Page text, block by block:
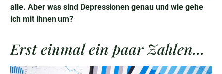
alle. Aber was sind Depressionen genau und wie gehe
ich mit ihnen um?
Erst einmal ein paar Zahlen...